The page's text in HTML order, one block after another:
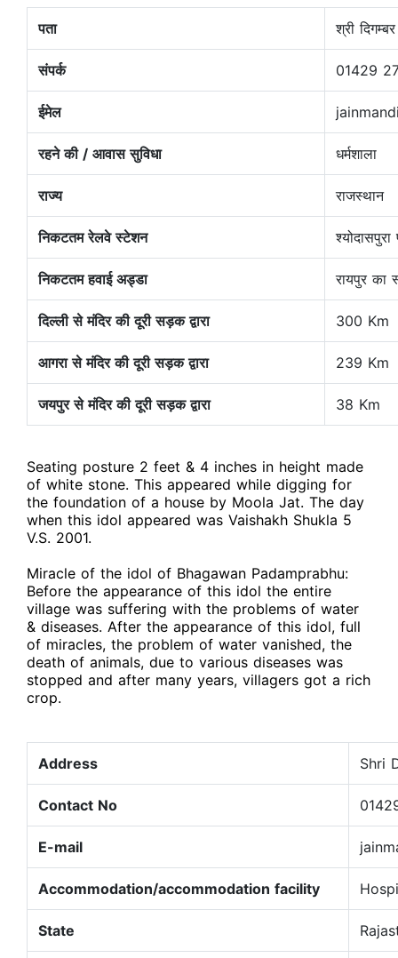
पता श्री
संपर्क 01429
ईमेल
रहने की / आवास सुविधा धर्मशाला
राज्य राजस्थान
निकटतम रेलवे स्टेशन श्योदासपुरा
निकटतम हवाई अड्डा रायपुर का
दिल्ली से मंदिर की दूरी सड़क द्वारा 300 Km
आगरा से मंदिर की दूरी सड़क द्वारा 239 Km
जयपुर से मंदिर की दूरी सड़क द्वारा 38 Km
Seating posture 2 feet & 4 inches in height made
of white stone. This appeared while digging for
the foundation of a house by Moola Jat. The day
when this idol appeared was Vaishakh Shukla 5
V.S. 2001.
Miracle of the idol of Bhagawan Padamprabhu:
Before the appearance of this idol the entire
village was suffering with the problems of water
& diseases. After the appearance of this idol, full
of miracles, the problem of water vanished, the
death of animals, due to various diseases was
stopped and after many years, villagers got a rich
crop.
Address Shri
Contact No
E-mail
Accommodation/accommodation facility
State